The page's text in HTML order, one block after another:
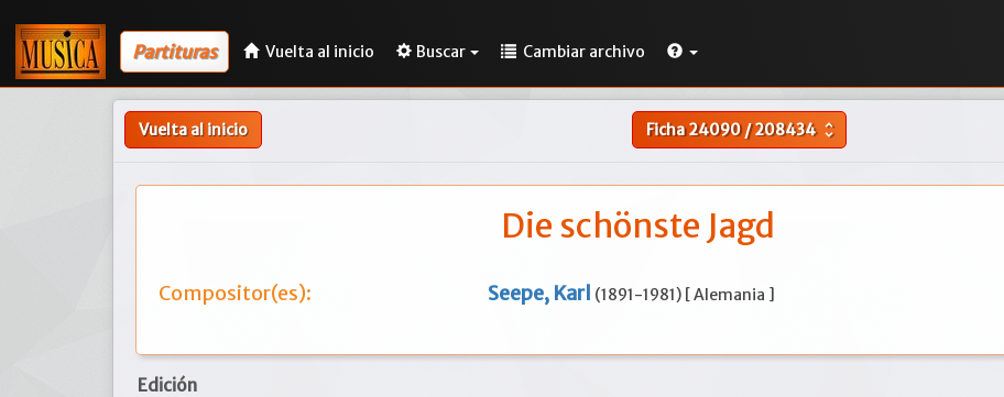
Partituras Vuelta al inicio Buscar Cambiar archivo
Vuelta al inicio Ficha24090/208434 unfold_more
Die schönste Jagd
Compositor(es): Seepe, Karl (1891-1981) [ Alemania ]
Edición